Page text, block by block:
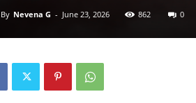
By Nevena G - June 23, 2026 862 0